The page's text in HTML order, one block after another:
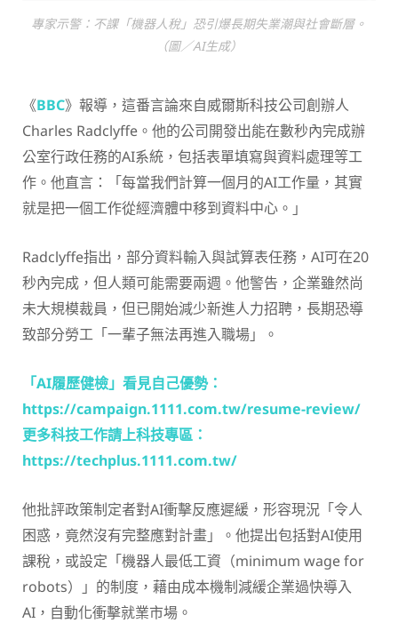
專家示警：不課「機器人稅」恐引爆長期失業潮與社會斷層。
（圖／AI生成）
《BBC》報導，這番言論來自威爾斯科技公司創辦人
Charles Radclyffe。他的公司開發出能在數秒內完成辦
公室行政任務的AI系統，包括表單填寫與資料處理等工
作。他直言：「每當我們計算一個月的AI工作量，其實
就是把一個工作從經濟體中移到資料中心。」
Radclyffe指出，部分資料輸入與試算表任務，AI可在20
秒內完成，但人類可能需要兩週。他警告，企業雖然尚
未大規模裁員，但已開始減少新進人力招聘，長期恐導
致部分勞工「一輩子無法再進入職場」。
「AI履歷健檢」看見自己優勢：
https://campaign.1111.com.tw/resume-review/
更多科技工作請上科技專區：
https://techplus.1111.com.tw/
他批評政策制定者對AI衝擊反應遲緩，形容現況「令人
困惑，竟然沒有完整應對計畫」。他提出包括對AI使用
課稅，或設定「機器人最低工資（minimum wage for
robots）」的制度，藉由成本機制減緩企業過快導入
AI，自動化衝擊就業市場。